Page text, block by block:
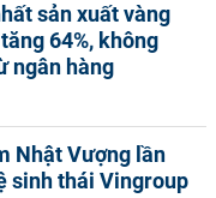
sản xuất vàng
64%, không
ngân hàng
Nhật Vượng lần
sinh thái Vingroup